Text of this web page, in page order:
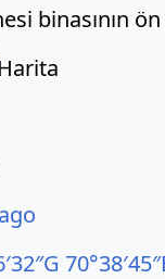
binasının